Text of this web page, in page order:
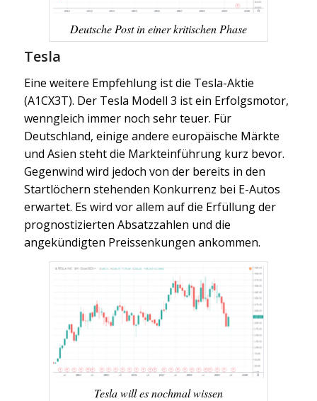
Deutsche Post in einer kritischen Phase
Tesla
Eine weitere Empfehlung ist die Tesla-Aktie
(A1CX3T). Der Tesla Modell 3 ist ein Erfolgsmotor,
wenngleich immer noch sehr teuer. Für
Deutschland, einige andere europäische Märkte
und Asien steht die Markteinführung kurz bevor.
Gegenwind wird jedoch von der bereits in den
Startlöchern stehenden Konkurrenz bei E-Autos
erwartet. Es wird vor allem auf die Erfüllung der
prognostizierten Absatzzahlen und die
angekündigten Preissenkungen ankommen.
Tesla will es nochmal wissen